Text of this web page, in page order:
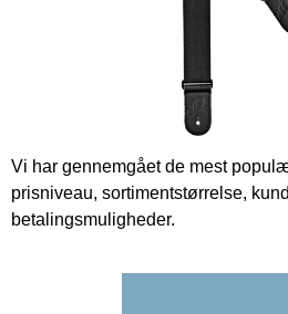
Vi har gennemgået de mest
prisniveau, sortimentstørrelse,
betalingsmuligheder.